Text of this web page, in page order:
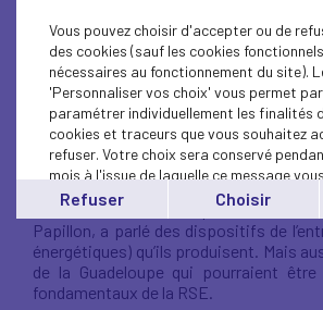
échanger sur le thème «Entreprise et
des contraintes… des opportunités… ».
Sylvie GUSTAVE-DIT DUFLO,
Région Guadeloupe et
d'Administration de l'Office Français
abordé la notion de réchauffement
territoriales et nationales en termes de
Pascal L’ETANG,
Représentant de
Papillon, a parlé des dispositifs de
énergétiques) qu’ils produisent. Mais
de la Guadeloupe qui pourraient
fondamentaux de la RSE.
Vous pouvez choisir d'accepter ou de
des cookies (sauf les cookies
nécessaires au fonctionnement du site).
'Personnaliser vos choix' vous permet
paramétrer individuellement les finalités
cookies et traceurs que vous souhaitez
refuser. Votre choix sera conservé
mois à l'issue de laquelle ce message
affiché..
Vous pouvez modifier votre choix à tout
cliquant sur le lien'cookies'en bas de
Refuser Choisir